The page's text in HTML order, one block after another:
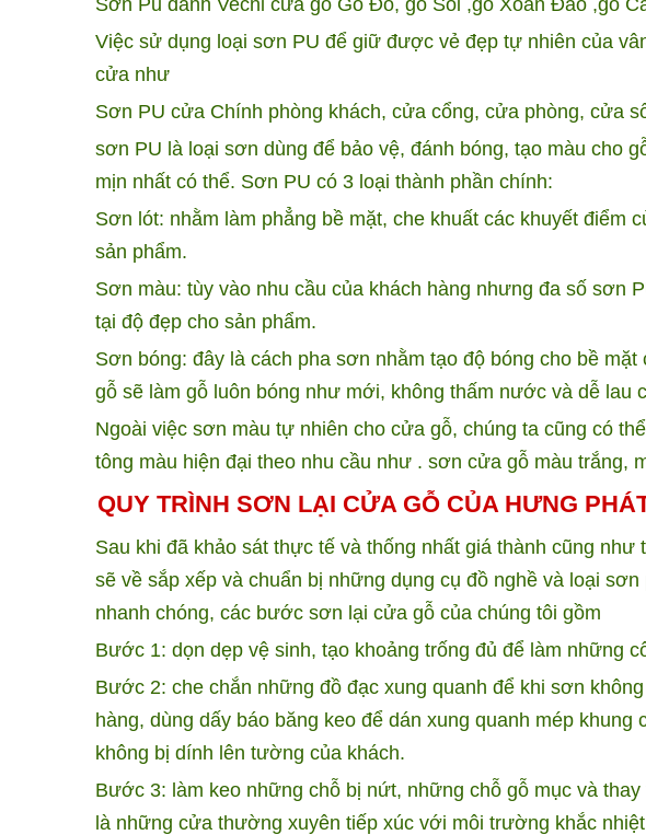
Sơn Pu đánh Vecni cửa gỗ Gõ Đỏ, gỗ Sồi ,gỗ Xoan Đào ,gỗ
Việc sử dụng loại sơn PU để giữ được vẻ đẹp tự nhiên của
cửa như
Sơn PU cửa Chính phòng khách, cửa cổng, cửa phòng, cửa
sơn PU là loại sơn dùng để bảo vệ, đánh bóng, tạo màu cho
mịn nhất có thể. Sơn PU có 3 loại thành phần chính:
Sơn lót: nhằm làm phẳng bề mặt, che khuất các khuyết điểm
sản phẩm.
Sơn màu: tùy vào nhu cầu của khách hàng nhưng đa số sơn
tại độ đẹp cho sản phẩm.
Sơn bóng: đây là cách pha sơn nhằm tạo độ bóng cho bề
gỗ sẽ làm gỗ luôn bóng như mới, không thấm nước và dễ lau
Ngoài việc sơn màu tự nhiên cho cửa gỗ, chúng ta cũng có
tông màu hiện đại theo nhu cầu như . sơn cửa gỗ màu trắng,
QUY TRÌNH SƠN LẠI CỬA GỖ CỦA HƯNG
Sau khi đã khảo sát thực tế và thống nhất giá thành cũng
sẽ về sắp xếp và chuẩn bị những dụng cụ đồ nghề và loại
nhanh chóng, các bước sơn lại cửa gỗ của chúng tôi gồm
Bước 1: dọn dẹp vệ sinh, tạo khoảng trống đủ để làm những
Bước 2: che chắn những đồ đạc xung quanh để khi sơn
hàng, dùng dấy báo băng keo để dán xung quanh mép
không bị dính lên tường của khách.
Bước 3: làm keo những chỗ bị nứt, những chỗ gỗ mục và
là những cửa thường xuyên tiếp xúc với môi trường khắc